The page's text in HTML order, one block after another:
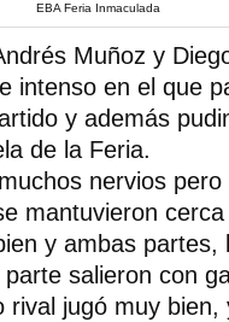
EBA Feria Inmaculada
Muñoz y
intenso en el que
y además
de la Feria.
nervios
mantuvieron
y ambas partes,
salieron con
jugó muy bien,